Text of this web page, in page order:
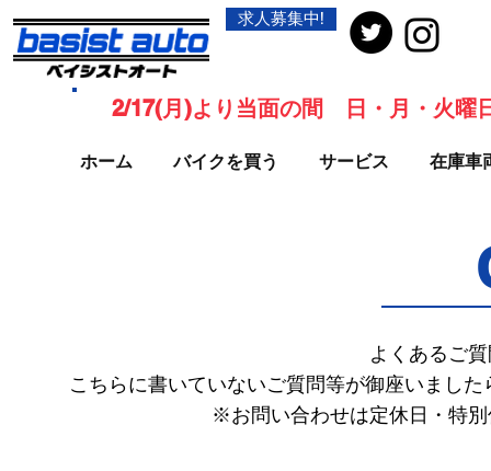
求人募集中!
ホーム バイクを買う サービス 在庫車
2/17(月)より当面の間 日・月・火曜
よくあるご
こちらに書いていないご質問等が御座いまし
​※お問い合わせは定休日・特